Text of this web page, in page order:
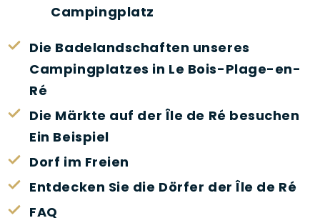
Campingplatz
Die Badelandschaften unseres
Campingplatzes in Le Bois-Plage-en-
Ré
Die Märkte auf der Île de Ré besuchen
Ein Beispiel
Dorf im Freien
Entdecken Sie die Dörfer der Île de Ré
FAQ